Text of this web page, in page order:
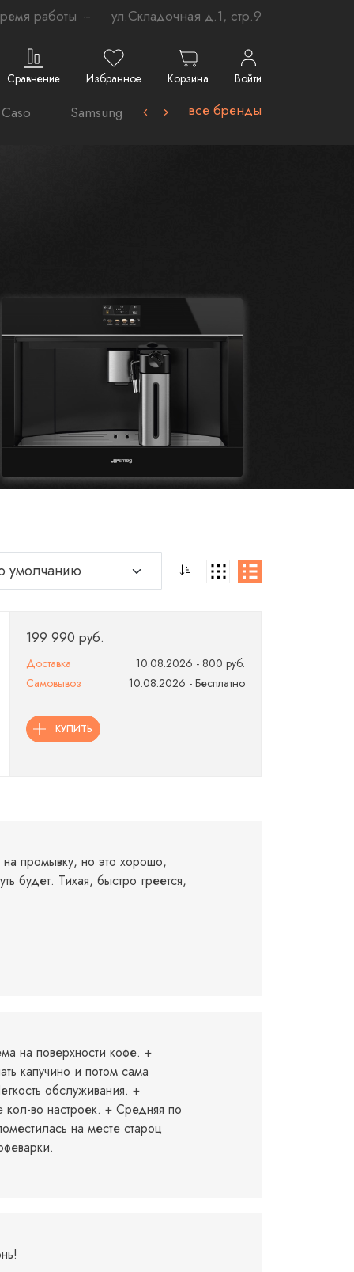
работы ул.Складочная д.1, стр.9
Сравнение Избранное Корзина Войти
Caso Samsung- Avel VARD
все бренды
199 990 руб.
Доставка
10.08.2026 - 800 руб.
Самовывоз
10.08.2026 - Бесплатно
КУПИТЬ
промывку, но это хорошо,
будет. Тихая, быстро греется,
на поверхности кофе. +
капучино и потом сама
обслуживания. +
кол-во настроек. + Средняя по
на месте староц